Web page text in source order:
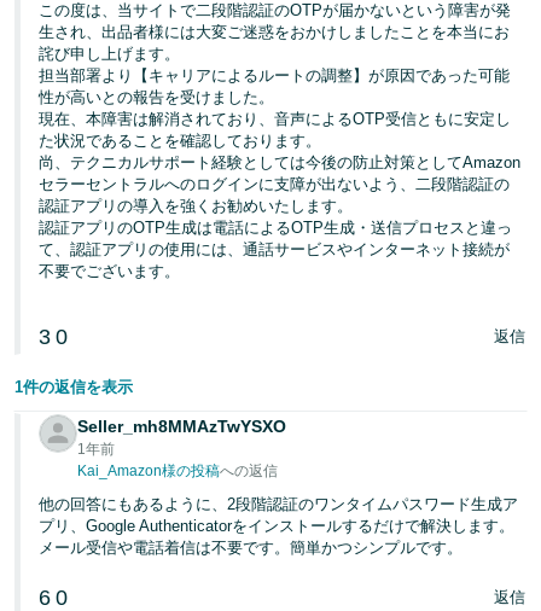
この度は、当サイトで二段階認証のOTPが届かないという障害が発
生され、出品者様には大変ご迷惑をおかけしましたことを本当にお
詫び申し上げます。
担当部署より【キャリアによるルートの調整】が原因であった可能
性が高いとの報告を受けました。
現在、本障害は解消されており、音声によるOTP受信ともに安定し
た状況であることを確認しております。
尚、テクニカルサポート経験としては今後の防止対策としてAmazon
セラーセントラルへのログインに支障が出ないよう、二段階認証の
認証アプリの導入を強くお勧めいたします。
認証アプリのOTP生成は電話によるOTP生成・送信プロセスと違っ
て、認証アプリの使用には、通話サービスやインターネット接続が
不要でございます。
3 0 返信
1件の返信を表示
Seller_mh8MMAzTwYSXO
1年前
Kai_Amazon様の投稿への返信
他の回答にもあるように、2段階認証のワンタイムパスワード生成ア
プリ、Google Authenticatorをインストールするだけで解決します。
メール受信や電話着信は不要です。簡単かつシンプルです。
6 0 返信